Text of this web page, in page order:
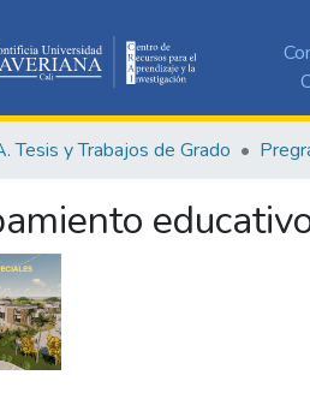
Tesis y Trabajos de Grado